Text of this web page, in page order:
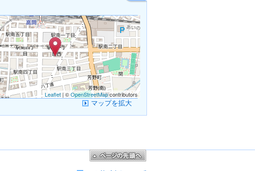
Leaflet | ©OpenStreetMapcontributors
マップを拡大